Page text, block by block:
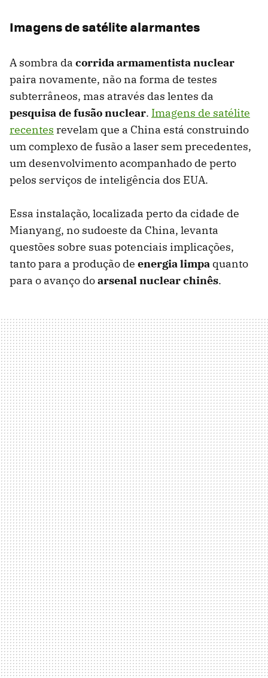
Imagens de satélite alarmantes
A sombra da corrida armamentista nuclear
paira novamente, não na forma de testes
subterrâneos, mas através das lentes da
pesquisa de fusão nuclear. Imagens de satélite
recentes revelam que a China está construindo
um complexo de fusão a laser sem precedentes,
um desenvolvimento acompanhado de perto
pelos serviços de inteligência dos EUA.
Essa instalação, localizada perto da cidade de
Mianyang, no sudoeste da China, levanta
questões sobre suas potenciais implicações,
tanto para a produção de energia limpa quanto
para o avanço doarsenal nuclear chinês.